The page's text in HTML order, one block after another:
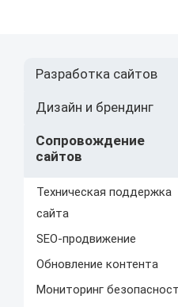
Разработка сайтов
Дизайн и брендинг
Сопровождение
сайтов
Техническая поддержка
сайта
SEO-продвижение
Обновление контента
Мониторинг